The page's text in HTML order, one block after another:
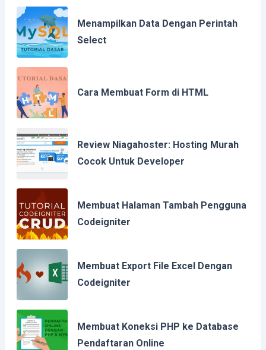
Menampilkan Data Dengan Perintah
Select
Cara Membuat Form di HTML
Review Niagahoster: Hosting Murah
Cocok Untuk Developer
Membuat Halaman Tambah Pengguna
Codeigniter
Membuat Export File Excel Dengan
Codeigniter
Membuat Koneksi PHP ke Database
Pendaftaran Online